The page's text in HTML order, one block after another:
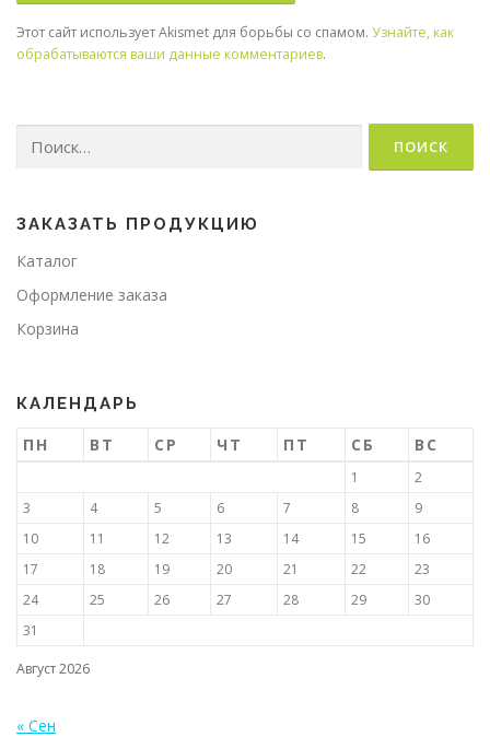
Этот сайт использует Akismet для борьбы со спамом. Узнайте, как
обрабатываются ваши данные комментариев.
ЗАКАЗАТЬ ПРОДУКЦИЮ
Каталог
Оформление заказа
Корзина
КАЛЕНДАРЬ
Август 2026
ПН ВТ СР ЧТ ПТ СБ ВС
1
2
3
4 5 6 7 8
9
10
11 12 13 14 15
16
17
18 19 20 21 22
23
24
25 26 27 28 29
30
31
« Сен